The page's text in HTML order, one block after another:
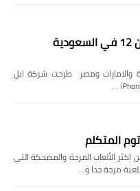
سعر ومواصفات ايفون 12 في السعودية
في السعودية والامارات ومصر طرحت شركة ابل
المتكلم
الألعاب المرحة والمضحكة التي
مرحة جدا و…